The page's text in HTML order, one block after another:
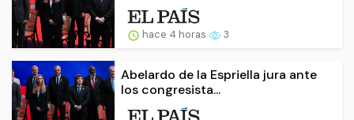
hace 4 horas 3
Abelardo de la Espriella jura ante
los congresista...